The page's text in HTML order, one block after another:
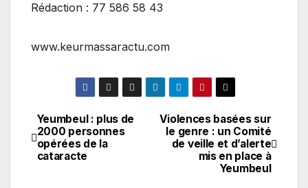
Rédaction : 77 586 58 43
www.keurmassaractu.com
Navigation
de
Violences basées sur
le genre : un Comité
de veille et d’alerte
mis en place à
Yeumbeul
Yeumbeul : plus de
2000 personnes
opérées de la
cataracte